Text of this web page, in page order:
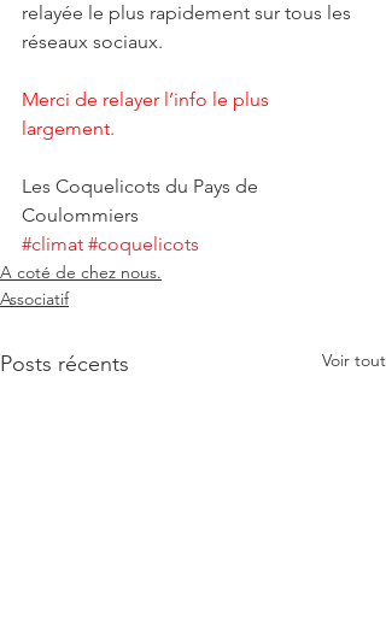
relayée le plus rapidement sur tous les
réseaux sociaux.
Merci de relayer l’info le plus
largement.
Les Coquelicots du Pays de
Coulommiers
#climat #coquelicots
A coté de chez nous.
Associatif
Posts récents Voir tout